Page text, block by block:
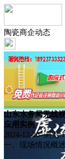
陶瓷商企动态
山东水务局无线
应用实例
2024-12-26 浏览:
一、现场情况概述